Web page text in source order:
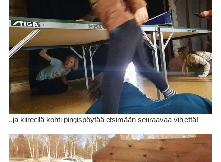
..ja kiireellä kohti pingispöytää etsimään seuraavaa vihjettä!